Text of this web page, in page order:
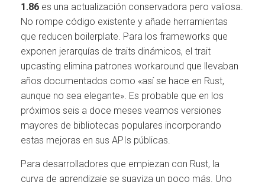
1.86 es una actualización conservadora pero valiosa.
No rompe código existente y añade herramientas
que reducen boilerplate. Para los frameworks que
exponen jerarquías de traits dinámicos, el trait
upcasting elimina patrones workaround que llevaban
años documentados como «así se hace en Rust,
aunque no sea elegante». Es probable que en los
próximos seis a doce meses veamos versiones
mayores de bibliotecas populares incorporando
estas mejoras en sus APIs públicas.
Para desarrolladores que empiezan con Rust, la
curva de aprendizaje se suaviza un poco más. Uno